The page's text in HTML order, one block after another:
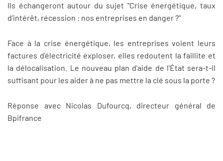
Ils échangeront autour du sujet "Crise énergétique, taux
d’intérêt, récession : nos entreprises en danger ?"
Face à la crise énergétique, les entreprises voient leurs
factures d'électricité exploser, elles redoutent la faillite et
la délocalisation. Le nouveau plan d'aide de l'État sera-t-il
suffisant pour les aider à ne pas mettre la clé sous la porte ?
Réponse avec Nicolas Dufourcq, directeur général de
Bpifrance